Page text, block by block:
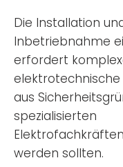
Die Installation
Inbetriebnahme
erfordert
elektrotechnische
aus
spezialisierten
werden sollten.